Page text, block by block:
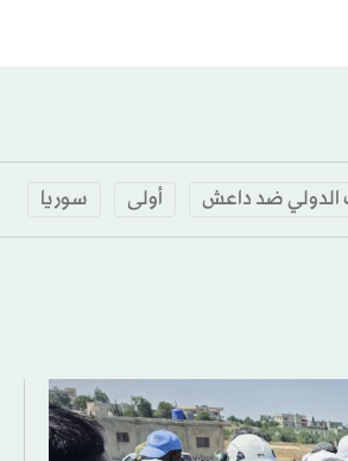
الدولي ضد داعش أولى سوريا